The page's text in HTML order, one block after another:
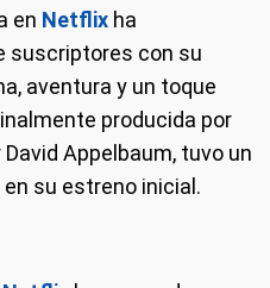
en Netflix ha
suscriptores con su
aventura y un toque
producida por
Appelbaum, tuvo un
su estreno inicial.